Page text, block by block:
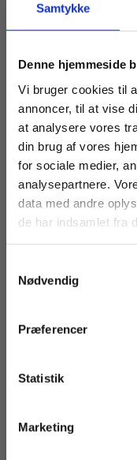
Samtykke
Denne hjemmeside
Vi bruger cookies til
annoncer, til at vise
at analysere vores
din brug af vores
for sociale medier,
analysepartnere.
data med andre
de har indsamlet fra
Nødvendig
Præferencer
Statistik
Marketing
Andre har
Mejerilære
Fra
335,00 KR.
Køb
For
studerende.
vist priser